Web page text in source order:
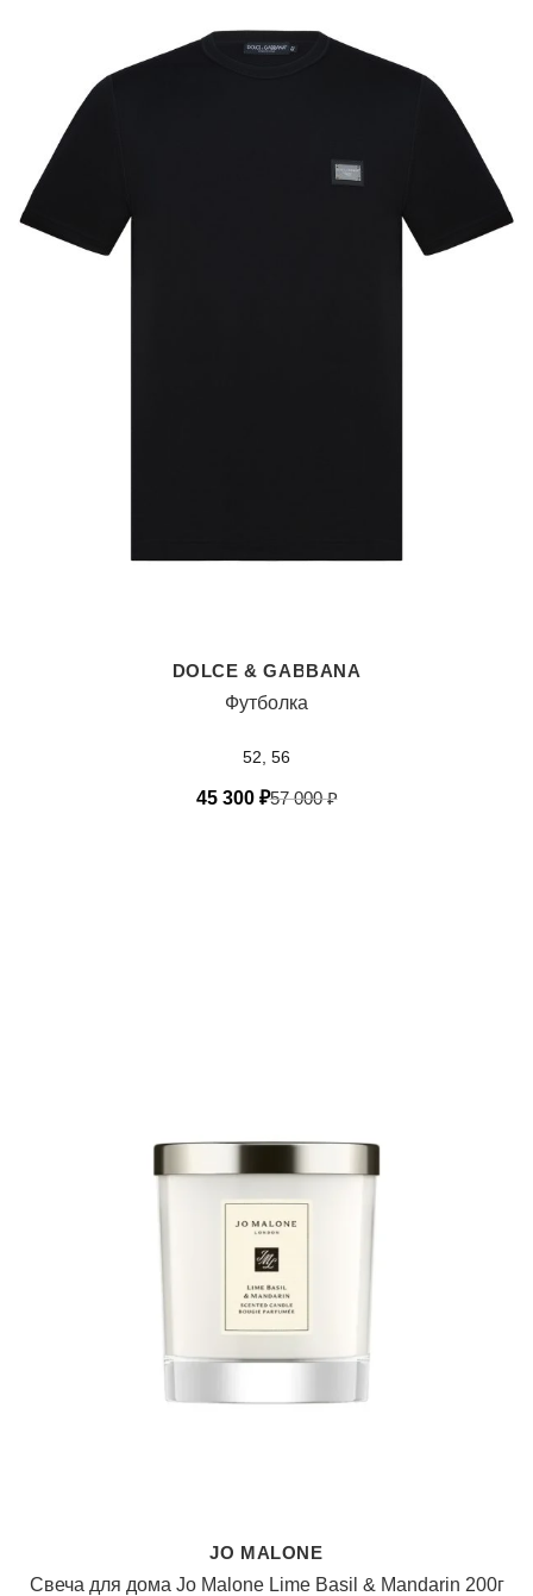
DOLCE & GABBANA
Футболка
52, 56
45 300 ₽57 000₽
JO MALONE
Свеча для дома Jo Malone Lime Basil & Mandarin 200г